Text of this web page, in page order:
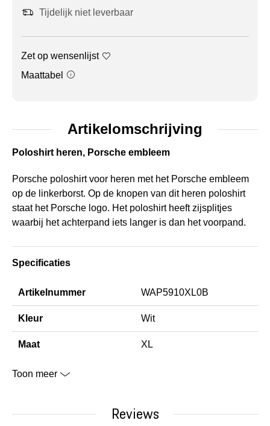
Tijdelijk niet leverbaar
Zet op wensenlijst
Maattabel
Artikelomschrijving
Poloshirt heren, Porsche embleem
Porsche poloshirt voor heren met het Porsche embleem
op de linkerborst. Op de knopen van dit heren poloshirt
staat het Porsche logo. Het poloshirt heeft zijsplitjes
waarbij het achterpand iets langer is dan het voorpand.
Specificaties
Artikelnummer WAP5910XL0B
Kleur Wit
Maat XL
Toon meer
Reviews